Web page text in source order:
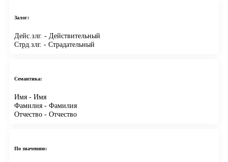
Залог:
Дейс.злг. - Действительный
Стрд.злг. - Страдательный
Семантика:
Имя - Имя
Фамилия - Фамилия
Отчество - Отчество
По значению: